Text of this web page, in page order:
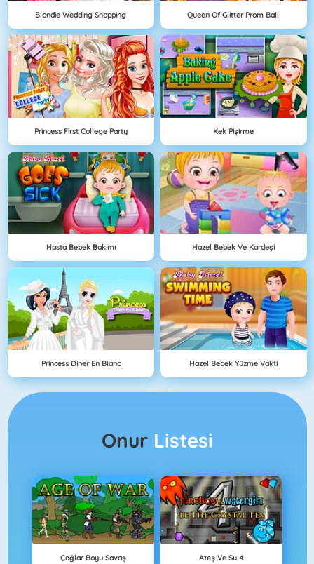
Blondie Wedding Shopping Queen Of Glitter Prom Ball
Princess First College Party Kek Pişirme
Hasta Bebek Bakımı Hazel Bebek Ve Kardeşi
Princess Diner En Blanc Hazel Bebek Yüzme Vakti
Onur Listesi
Çağlar Boyu Savaş Ateş Ve Su 4